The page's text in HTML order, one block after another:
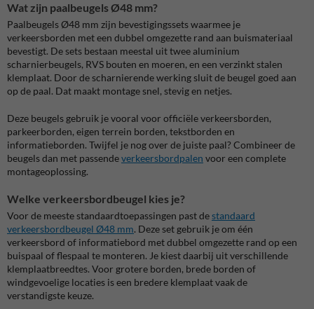
Wat zijn paalbeugels Ø48 mm?
Paalbeugels Ø48 mm zijn bevestigingssets waarmee je
verkeersborden met een dubbel omgezette rand aan buismateriaal
bevestigt. De sets bestaan meestal uit twee aluminium
scharnierbeugels, RVS bouten en moeren, en een verzinkt stalen
klemplaat. Door de scharnierende werking sluit de beugel goed aan
op de paal. Dat maakt montage snel, stevig en netjes.
Deze beugels gebruik je vooral voor officiële verkeersborden,
parkeerborden, eigen terrein borden, tekstborden en
informatieborden. Twijfel je nog over de juiste paal? Combineer de
beugels dan met passendeverkeersbordpalen voor een complete
montageoplossing.
Welke verkeersbordbeugel kies je?
Voor de meeste standaardtoepassingen past destandaard
verkeersbordbeugel Ø48 mm. Deze set gebruik je om één
verkeersbord of informatiebord met dubbel omgezette rand op een
buispaal of flespaal te monteren. Je kiest daarbij uit verschillende
klemplaatbreedtes. Voor grotere borden, brede borden of
windgevoelige locaties is een bredere klemplaat vaak de
verstandigste keuze.